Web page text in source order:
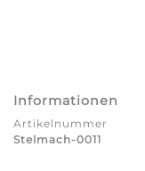
Informationen
Artikelnummer
Stelmach-0011